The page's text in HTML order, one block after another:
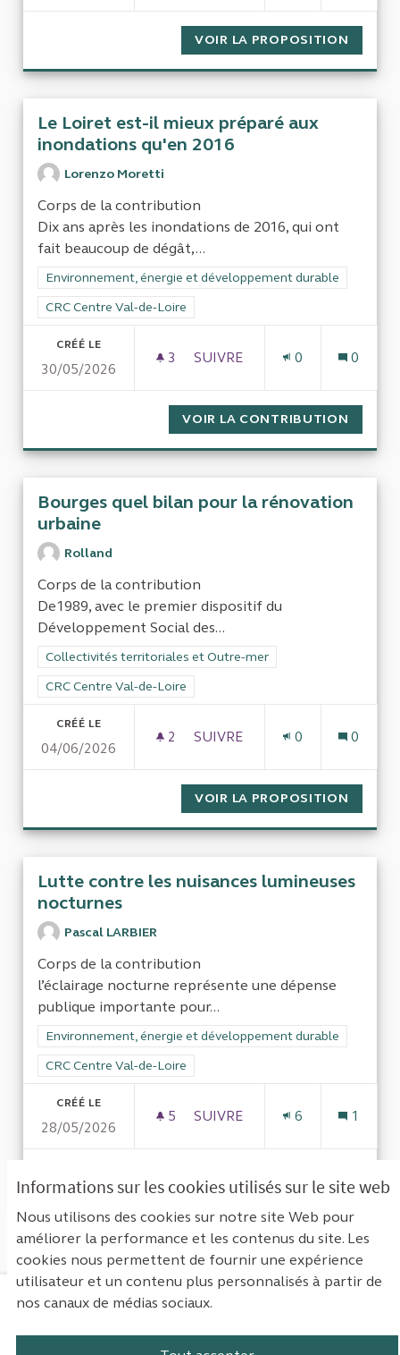
Informations sur les cookies utilisés sur le site web
Nous utilisons des cookies sur notre site Web pour
améliorer la performance et les contenus du site. Les
cookies nous permettent de fournir une expérience
utilisateur et un contenu plus personnalisés à partir de
nos canaux de médias sociaux.
VOIR LA PROPOSITION
Le Loiret est-il mieux préparé aux
inondations qu'en 2016
Lorenzo Moretti
Corps de la contribution
Dix ans après les inondations de 2016, qui ont
fait beaucoup de dégât,...
Filtrer les résultats de la catégorie : Environnement, énergie
Environnement, énergie et développement durable
Filtrer les résultats pour le secteur : CRC Centre Val-de-Loire
CRC Centre Val-de-Loire
CRÉÉ LE
30/05/2026
3 3 ABONNÉS
SUIVRE
0 0
VOIR LA CONTRIBUTION
Bourges quel bilan pour la rénovation
urbaine
Rolland
Corps de la contribution
De1989, avec le premier dispositif du
Développement Social des...
Filtrer les résultats de la catégorie : Collectivités territoriales
Collectivités territoriales et Outre-mer
Filtrer les résultats pour le secteur : CRC Centre Val-de-Loire
CRC Centre Val-de-Loire
CRÉÉ LE
04/06/2026
2 2 ABONNÉS
SUIVRE
0 0
VOIR LA PROPOSITION
Lutte contre les nuisances lumineuses
nocturnes
Pascal LARBIER
Corps de la contribution
l’éclairage nocturne représente une dépense
publique importante pour...
Filtrer les résultats de la catégorie : Environnement, énergie
Environnement, énergie et développement durable
Filtrer les résultats pour le secteur : CRC Centre Val-de-Loire
CRC Centre Val-de-Loire
CRÉÉ LE
28/05/2026
5 5 ABONNÉS
SUIVRE
6 1
VOIR LA PROPOSITION
Voir toutes les contributions retirées
Mentions légales